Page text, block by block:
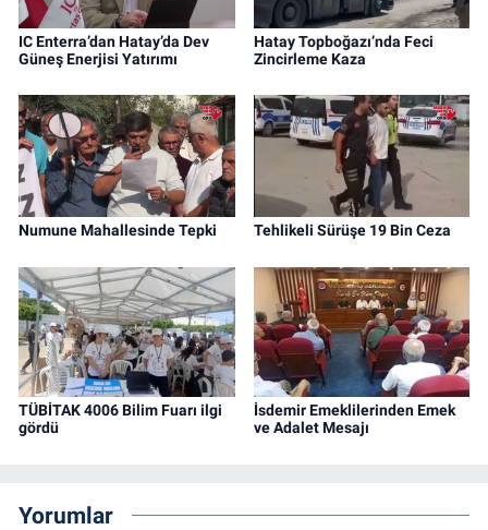
IC Enterra’dan Hatay’da Dev
Güneş Enerjisi Yatırımı
Hatay Topboğazı’nda Feci
Zincirleme Kaza
Numune Mahallesinde Tepki Tehlikeli Sürüşe 19 Bin Ceza
TÜBİTAK 4006 Bilim Fuarı ilgi
gördü
İsdemir Emeklilerinden Emek
ve Adalet Mesajı
Yorumlar